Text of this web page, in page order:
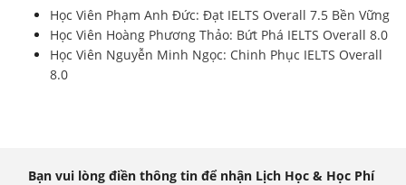
Học Viên Phạm Anh Đức: Đạt IELTS Overall 7.5 Bền Vững
Học Viên Hoàng Phương Thảo: Bứt Phá IELTS Overall 8.0
Học Viên Nguyễn Minh Ngọc: Chinh Phục IELTS Overall
8.0
Bạn vui lòng điền thông tin để nhận Lịch Học & Học Phí